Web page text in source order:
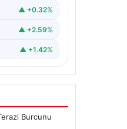
▲ +0.18%
▲ +0.32%
▲ +2.59%
▲ +1.42%